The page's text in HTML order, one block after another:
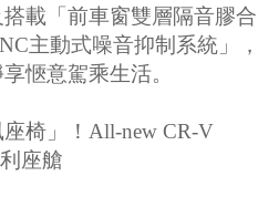
載「前車窗雙層隔音膠合
主動式噪音抑制系統」，
愜意駕乘生活。
椅」！All-new CR-V
座艙